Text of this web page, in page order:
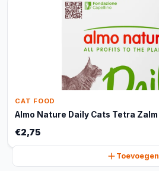
CAT FOOD
Almo Nature Daily Cats Tetra Zalm
€2,75
Toevoegen